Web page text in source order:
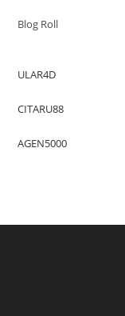
Blog Roll
ULAR4D
CITARU88
AGEN5000